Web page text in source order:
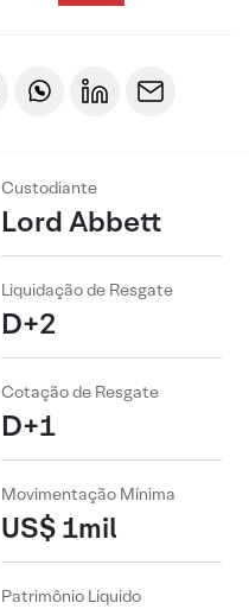
Custodiante
Lord Abbett
Liquidação de Resgate
D+2
Cotação de Resgate
D+1
Movimentação Mínima
US$ 1mil
Patrimônio Líquido